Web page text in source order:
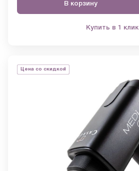
В корзину
Купить в 1 клик
Цена со скидкой